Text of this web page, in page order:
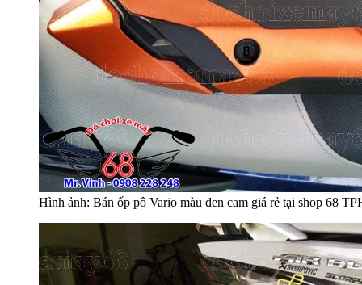
Hình ảnh: Bán ốp pô Vario màu đen cam giá rẻ tại shop 68